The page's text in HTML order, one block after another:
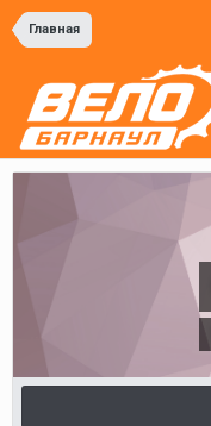
Главная